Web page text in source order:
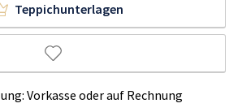
Teppichunterlagen
Vorkasse oder auf Rechnung